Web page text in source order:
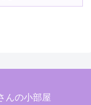
んの小部屋